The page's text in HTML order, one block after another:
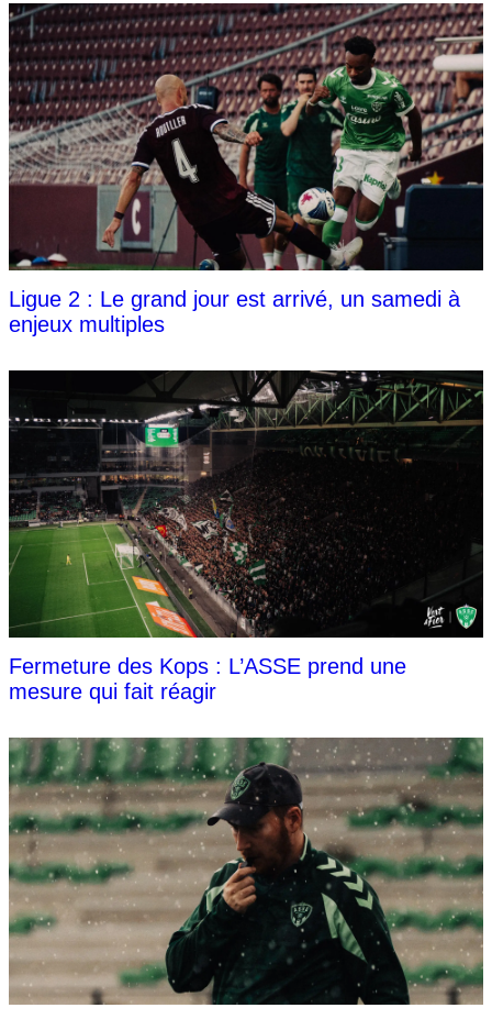
Ligue 2 : Le grand jour est arrivé, un samedi à
enjeux multiples
Fermeture des Kops : L’ASSE prend une
mesure qui fait réagir